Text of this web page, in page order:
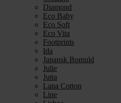
Diamond
Eco Baby
Eco Soft
Eco Vita
Footprints
Ida
Japansk Bomuld
Julie
Jutta
Lana Cotton
Line